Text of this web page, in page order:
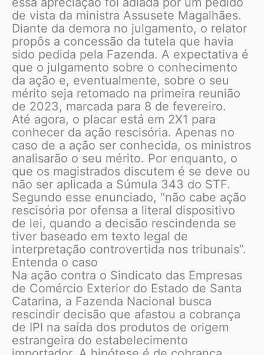
de vista da ministra Assusete Magalhães.
Diante da demora no julgamento, o relator
propôs a concessão da tutela que havia
sido pedida pela Fazenda. A expectativa é
que o julgamento sobre o conhecimento
da ação e, eventualmente, sobre o seu
mérito seja retomado na primeira reunião
de 2023, marcada para 8 de fevereiro.
Até agora, o placar está em 2X1 para
conhecer da ação rescisória. Apenas no
caso de a ação ser conhecida, os ministros
analisarão o seu mérito. Por enquanto, o
que os magistrados discutem é se deve ou
não ser aplicada a Súmula 343 do STF.
Segundo esse enunciado, “não cabe ação
rescisória por ofensa a literal dispositivo
de lei, quando a decisão rescindenda se
tiver baseado em texto legal de
interpretação controvertida nos tribunais”.
Entenda o caso
Na ação contra o Sindicato das Empresas
de Comércio Exterior do Estado de Santa
Catarina, a Fazenda Nacional busca
rescindir decisão que afastou a cobrança
de IPI na saída dos produtos de origem
estrangeira do estabelecimento